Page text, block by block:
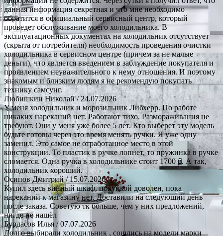
данная информация секретная и что мне необходимо
обратится в официальный сервисный центр, который
проведет обслуживание моего холодильника. В
эксплуатационных документах на холодильник отсутствует
(скрыта от потребителя) необходимость проведения очистки
холодильника в сервисном центре (причем за не малые
деньги), что является введением в заблуждение покупателя и
проявлением неуважительного к нему отношения. И поэтому
знакомым и близким людям я не рекомендую покупать
технику самсунг.
Любишкин Николай/ 24.07.2026
У меня холодильник и морозильник Либхерр. По работе
никаких нареканий нет. Работают тихо. Размораживания не
требуют. Они у меня уже более 5 лет. Кто выберет эту модель
будьте готовы через это время менять ручки. Я уже одну
заменил. Это самое не отработанное место в этой
конструкции. То пластик в ручке лопнет, то пружинка в ручке
сломается. Одна ручка в холодильнике стоит 1700 р. А так,
холодильник хороший.
Осипов Дмитрий/ 15.07.2026
Купил здесь винный шкаф, покупкой доволен, пока
нареканий к магазину нет. Доставили на следующий день
после заказа. Советую тк больше, чем у них предложений,
нигде не нашёл
Бурдасов Илья / 07.07.2026
Долго выбирали холодильник , сошлись на модели марки